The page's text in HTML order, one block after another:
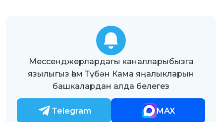
Мессенджерлардагы каналларыбызга
язылыгыз һәм Түбән Кама яңалыкларын
башкалардан алда белегез
Telegram MAX